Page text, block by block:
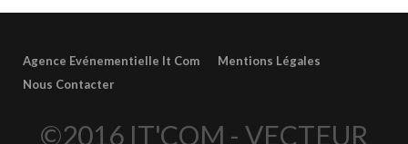
Agence Evénementielle It Com
Mentions Légales
Nous Contacter
©2016 IT'COM - VECTEUR